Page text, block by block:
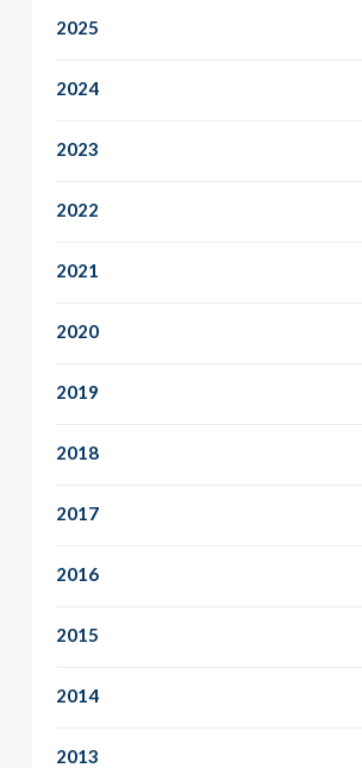
2025
2024
2023
2022
2021
2020
2019
2018
2017
2016
2015
2014
2013